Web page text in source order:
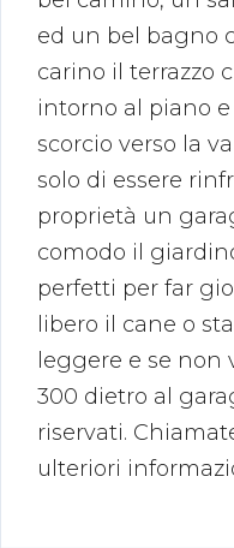
ed un bel bagno
carino il terrazzo
intorno al piano
scorcio verso la
solo di essere
proprietà un
comodo il
perfetti per far
libero il cane o
leggere e se non
300 dietro al
riservati.
ulteriori